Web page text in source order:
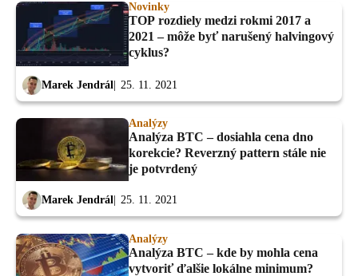
Novinky
TOP rozdiely medzi rokmi 2017 a
2021 – môže byť narušený halvingový
cyklus?
Marek Jendrál 25. 11. 2021
Analýzy
Analýza BTC – dosiahla cena dno
korekcie? Reverzný pattern stále nie
je potvrdený
Marek Jendrál 25. 11. 2021
Analýzy
Analýza BTC – kde by mohla cena
vytvoriť ďalšie lokálne minimum?